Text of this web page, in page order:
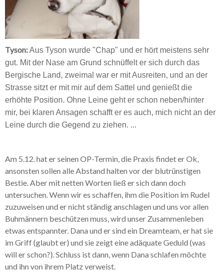
Tyson:Aus Tyson wurde "Chap" und er hört meistens sehr
gut. Mit der Nase am Grund schnüffelt er sich durch das
Bergische Land, zweimal war er mit Ausreiten, und an der
Strasse sitzt er mit mir auf dem Sattel und genießt die
erhöhte Position. Ohne Leine geht er schon neben/hinter
mir, bei klaren Ansagen schafft er es auch, mich nicht an der
Leine durch die Gegend zu ziehen. ...
Am 5.12. hat er seinen OP-Termin, die Praxis findet er Ok,
ansonsten sollen alle Abstand halten vor der blutrünstigen
Bestie. Aber mit netten Worten ließ er sich dann doch
untersuchen. Wenn wir es schaffen, ihm die Position im Rudel
zuzuweisen und er nicht ständig anschlagen und uns vor allen
Buhmännern beschützen muss, wird unser Zusammenleben
etwas entspannter. Dana und er sind ein Dreamteam, er hat sie
im Griff (glaubt er) und sie zeigt eine adäquate Geduld (was
will er schon?). Schluss ist dann, wenn Dana schlafen möchte
und ihn von ihrem Platz verweist.